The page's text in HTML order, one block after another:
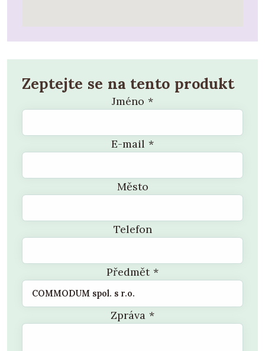
Zeptejte se na tento produkt
Jméno *
E-mail *
Město
Telefon
Předmět*
Zpráva *